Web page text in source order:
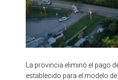
La provincia eliminó el pago
establecido para el modelo